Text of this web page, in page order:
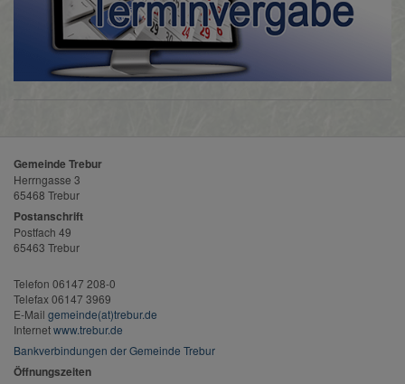
Gemeinde Trebur
Herrngasse 3
65468 Trebur
Postanschrift
Postfach 49
65463 Trebur
Telefon 06147 208-0
Telefax 06147 3969
E-Mail gemeinde(at)trebur.de
Internetwww.trebur.de
Bankverbindungen der Gemeinde Trebur
Öffnungszeiten